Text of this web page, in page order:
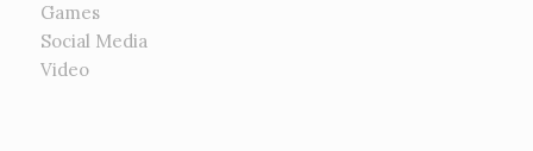
Games
Social Media
Video